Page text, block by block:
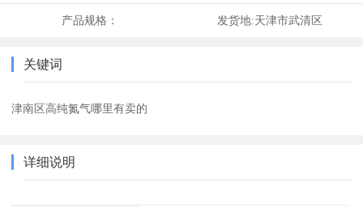
产品规格： 发货地:天津市武清区
关键词
津南区高纯氮气哪里有卖的
详细说明